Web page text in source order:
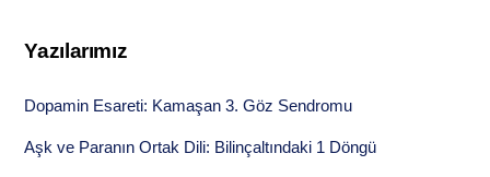
Yazılarımız
Dopamin Esareti: Kamaşan 3. Göz Sendromu
Aşk ve Paranın Ortak Dili: Bilinçaltındaki 1 Döngü